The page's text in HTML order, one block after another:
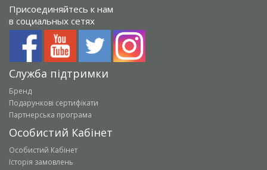
Присоединяйтесь к нам
в социальных сетях
Служба підтримки
Бренд
Подарункові сертифікати
Партнерська програма
Особистий Кабінет
Особистий Кабінет
Історія замовлень